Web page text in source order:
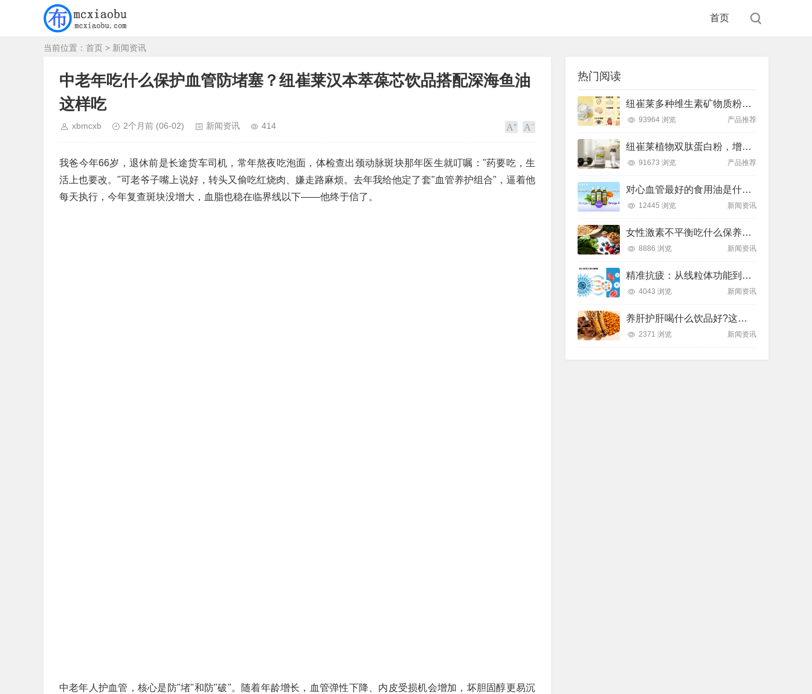
首页
当前位置： 首页 > 新闻资讯
中老年吃什么保护血管防堵塞？纽崔莱汉本萃葆芯饮品搭配深海鱼油
这样吃
xbmcxb 2个月前 (06-02) 新闻资讯 414
我爸今年66岁，退休前是长途货车司机，常年熬夜吃泡面，体检查出颈动脉斑块那年医生就叮嘱："药要吃，生
活上也要改。"可老爷子嘴上说好，转头又偷吃红烧肉、嫌走路麻烦。去年我给他定了套"血管养护组合"，逼着他
每天执行，今年复查斑块没增大，血脂也稳在临界线以下——他终于信了。
中老年人护血管，核心是防"堵"和防"破"。随着年龄增长，血管弹性下降、内皮受损机会增加，坏胆固醇更易沉
热门阅读
纽崔莱多种维生素矿物质粉，小金粉守护全天健康活力
93964 浏览 产品推荐
纽崔莱植物双肽蛋白粉，增肌补充蛋白质好帮手
91673 浏览 产品推荐
对心血管最好的食用油是什么油？推荐吃这款安利油品
12445 浏览 新闻资讯
女性激素不平衡吃什么保养片可以调节？推荐吃这款纽崔莱保养片
8886 浏览 新闻资讯
精准抗疲：从线粒体功能到造血机制，热门营养方案全解析
4043 浏览 新闻资讯
养肝护肝喝什么饮品好?这款纽崔莱饮品别错过
2371 浏览 新闻资讯